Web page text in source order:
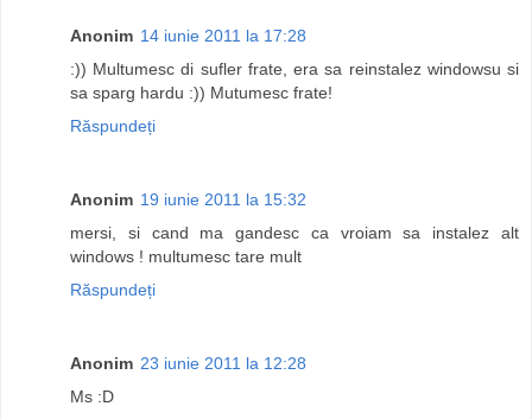
Anonim 14 iunie 2011 la 17:28
:)) Multumesc di sufler frate, era sa reinstalez windowsu si
sa sparg hardu :)) Mutumesc frate!
Răspundeți
Anonim 19 iunie 2011 la 15:32
mersi, si cand ma gandesc ca vroiam sa instalez alt
windows ! multumesc tare mult
Răspundeți
Anonim 23 iunie 2011 la 12:28
Ms :D